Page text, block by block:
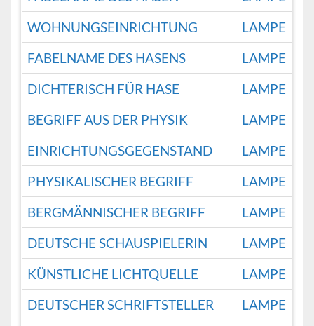
WOHNUNGSEINRICHTUNG
LAMPE
FABELNAME DES HASENS
LAMPE
DICHTERISCH FÜR HASE
LAMPE
BEGRIFF AUS DER PHYSIK
LAMPE
EINRICHTUNGSGEGENSTAND
LAMPE
PHYSIKALISCHER BEGRIFF
LAMPE
BERGMÄNNISCHER BEGRIFF
LAMPE
DEUTSCHE SCHAUSPIELERIN
LAMPE
KÜNSTLICHE LICHTQUELLE
LAMPE
DEUTSCHER SCHRIFTSTELLER
LAMPE